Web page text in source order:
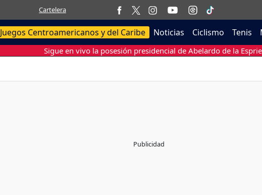
Cartelera
Juegos Centroamericanos y del Caribe Noticias Ciclismo Tenis
Sigue en vivo la posesión presidencial de Abelardo de la